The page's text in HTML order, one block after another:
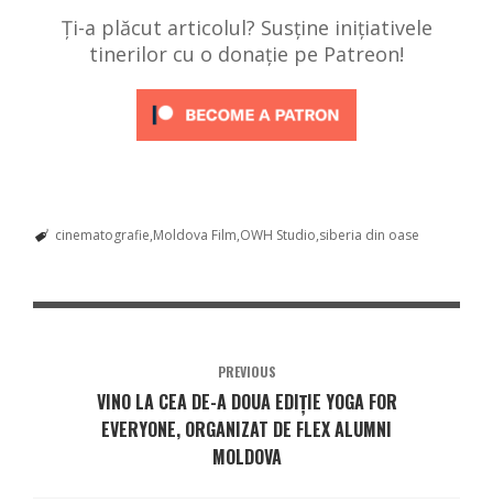
Ți-a plăcut articolul? Susține inițiativele
tinerilor cu o donație pe Patreon!
cinematografie Moldova Film OWH Studio siberia din oase
PREVIOUS
VINO LA CEA DE-A DOUA EDIȚIE YOGA FOR
EVERYONE, ORGANIZAT DE FLEX ALUMNI
MOLDOVA